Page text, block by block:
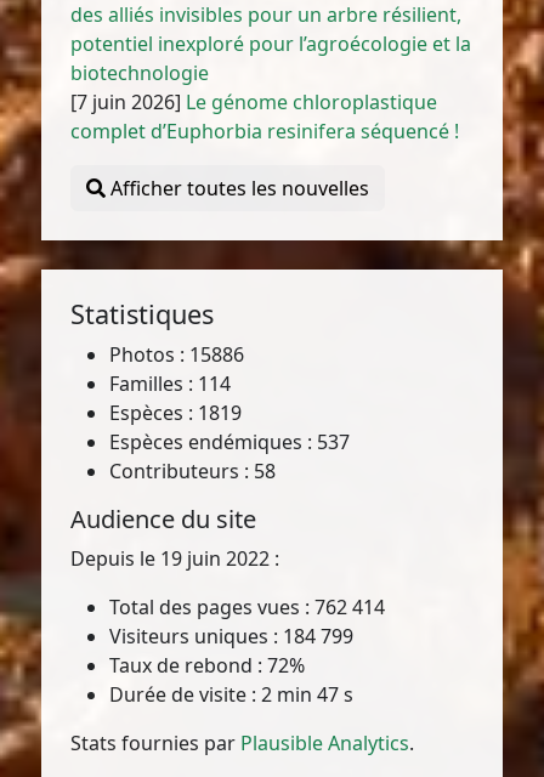
des alliés invisibles pour un arbre résilient,
potentiel inexploré pour l’agroécologie et la
biotechnologie
[7 juin 2026] Le génome chloroplastique
complet d’Euphorbia resinifera séquencé !
Afficher toutes les nouvelles
Statistiques
Photos : 15886
Familles : 114
Espèces : 1819
Espèces endémiques : 537
Contributeurs : 58
Audience du site
Depuis le 19 juin 2022 :
Total des pages vues : 762 414
Visiteurs uniques : 184 799
Taux de rebond : 72%
Durée de visite : 2 min 47 s
Stats fournies par Plausible Analytics.